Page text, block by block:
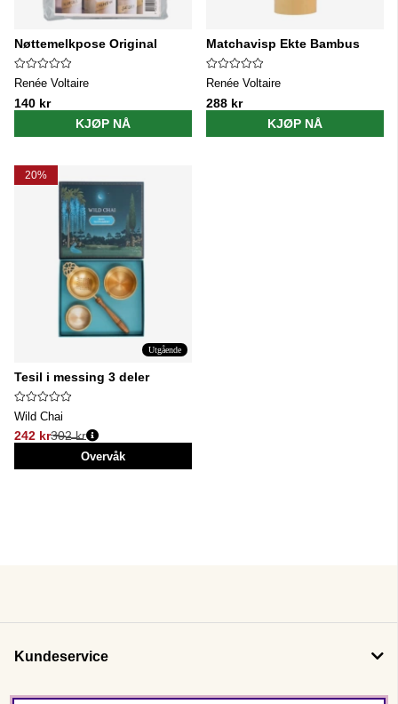
Nøttemelkpose Original
Renée Voltaire
140 kr
KJØP NÅ
Matchavisp Ekte Bambus
Renée Voltaire
288 kr
KJØP NÅ
20%
Utgående
Tesil i messing 3 deler
Wild Chai
242 kr
Vanlig pris:
302 kr
Overvåk
Kundeservice